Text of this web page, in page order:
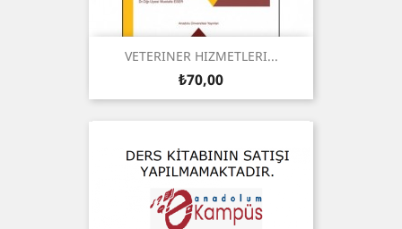
VETERINER HIZMETLERI...
Fiyat
₺70,00